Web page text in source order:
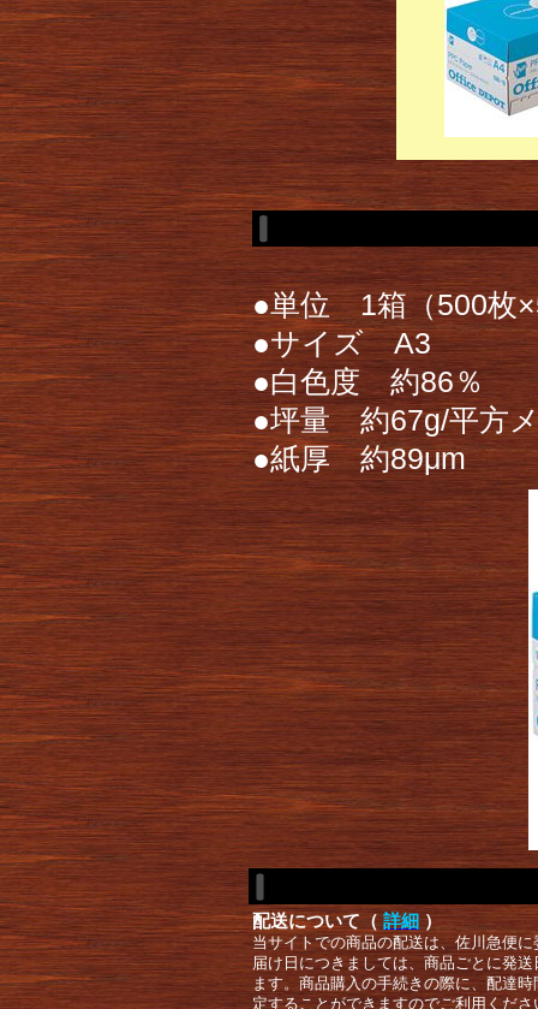
●単位 1箱（500枚
●サイズ A3
●白色度 約86％
●坪量 約67g/平方
●紙厚 約89μm
配送について（ 詳細 ）
当サイトでの商品の配送は、佐川急便
届け日につきましては、商品ごとに発
ます。商品購入の手続きの際に、配達
定することができますのでご利用くださ